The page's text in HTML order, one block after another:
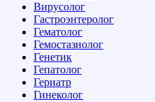
Вирусолог
Гастроэнтеролог
Гематолог
Гемостазиолог
Генетик
Гепатолог
Гериатр
Гинеколог